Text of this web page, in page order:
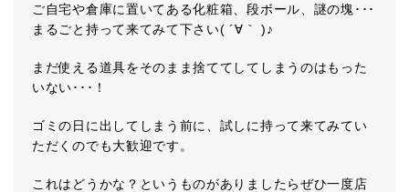
ご自宅や倉庫に置いてある化粧箱、段ボール、謎の塊･･･
まるごと持って来てみて下さい( ´∀｀ )♪
まだ使える道具をそのまま捨ててしてしまうのはもった
いない･･･！
ゴミの日に出してしまう前に、試しに持って来てみてい
ただくのでも大歓迎です。
これはどうかな？というものがありましたらぜひ一度店